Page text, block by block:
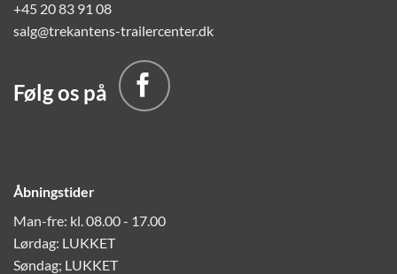
+45 20 83 91 08
salg@trekantens-trailercenter.dk
Følg os på
Åbningstider
Man-fre: kl. 08.00 - 17.00
Lørdag: LUKKET
Søndag; LUKKET